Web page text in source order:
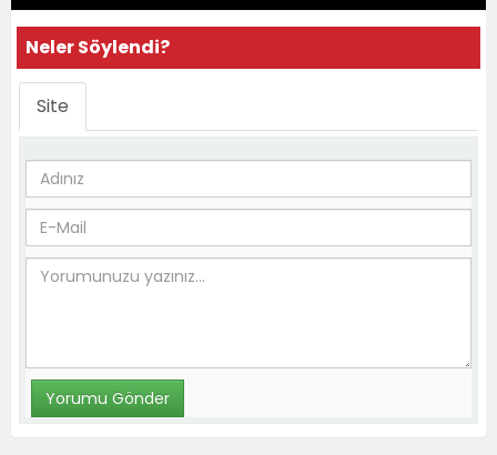
Neler Söylendi?
Site